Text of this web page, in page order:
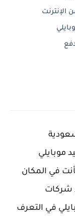
الإنترنت
موبايلي
في المكان
شركات
في التعرف